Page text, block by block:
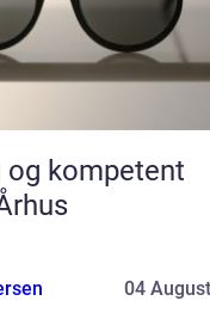
og kompetent
04